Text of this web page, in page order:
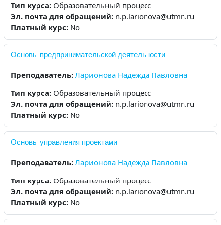
Тип курса: Образовательный процесс
Эл. почта для обращений: n.p.larionova@utmn.ru
Платный курс: No
Основы предпринимательской деятельности
Преподаватель: Ларионова Надежда Павловна
Тип курса: Образовательный процесс
Эл. почта для обращений: n.p.larionova@utmn.ru
Платный курс: No
Основы управления проектами
Преподаватель: Ларионова Надежда Павловна
Тип курса: Образовательный процесс
Эл. почта для обращений: n.p.larionova@utmn.ru
Платный курс: No